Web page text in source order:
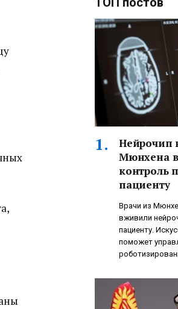
Нейрочип
Мюнхена
контроль
пациенту
Врачи из
вживили
пациенту.
поможет